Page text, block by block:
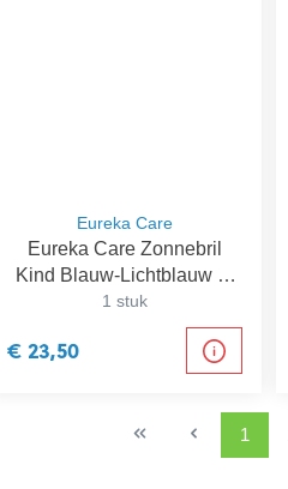
Eureka Care
Eureka Care Zonnebril
Kind Blauw-Lichtblauw 4-
12 Jaar
1 stuk
€ 23,50
1